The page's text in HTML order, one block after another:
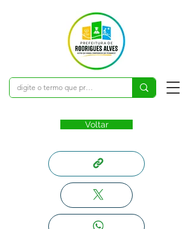
Voltar